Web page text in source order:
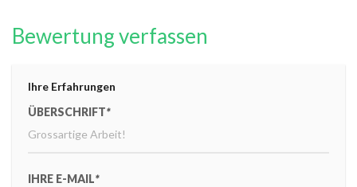
Bewertung verfassen
Ihre Erfahrungen
ÜBERSCHRIFT*
IHRE E-MAIL*